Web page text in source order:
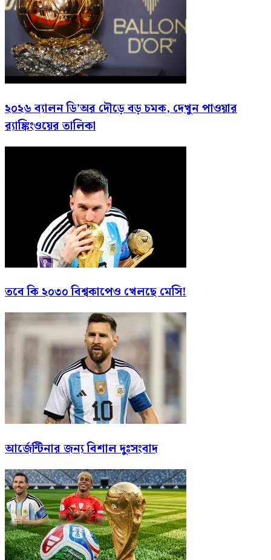
২০২৬ ব্যালন ডি’অর দৌড়ে বড় চমক, দেখুন পাওয়ার
র‍্যাঙ্কিংওয়ের তালিকা
তবে কি ২০৩০ বিশ্বকাপেও খেলছে মেসি!
আর্জেন্টিনার জন্য বিশাল দুঃসংবাদ